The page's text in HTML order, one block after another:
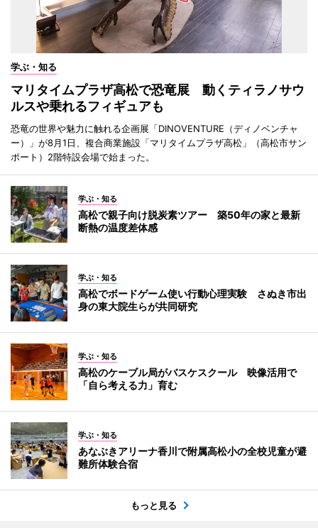
学ぶ・知る
マリタイムプラザ高松で恐竜展 動くティラノサウ
ルスや乗れるフィギュアも
恐竜の世界や魅力に触れる企画展「DINOVENTURE（ディノベンチャ
ー）」が8月1日、複合商業施設「マリタイムプラザ高松」（高松市サン
ポート）2階特設会場で始まった。
学ぶ・知る
高松で親子向け脱炭素ツアー 築50年の家と最新
断熱の温度差体感
学ぶ・知る
高松でボードゲーム使い行動心理実験 さぬき市出
身の東大院生らが共同研究
学ぶ・知る
高松のケーブル局がバスケスクール 映像活用で
「自ら考える力」育む
学ぶ・知る
あなぶきアリーナ香川で附属高松小の全校児童が避
難所体験合宿
もっと見る